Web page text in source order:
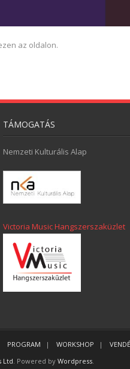
az oldalon.
TÁMOGATÁS
Nemzeti Kulturális Alap
Victoria Music Hangszerszaküzlet
PROGRAM WORKSHOP
Ltd . Powered by Wordpress